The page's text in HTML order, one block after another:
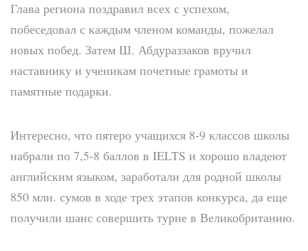
Глава региона поздравил всех с успехом,
побеседовал с каждым членом команды, пожелал
новых побед. Затем Ш. Абдураззаков вручил
наставнику и ученикам почетные грамоты и
памятные подарки.
Интересно, что пятеро учащихся 8-9 классов школы
набрали по 7,5-8 баллов в IELTS и хорошо владеют
английским языком, заработали для родной школы
850 млн. сумов в ходе трех этапов конкурса, да еще
получили шанс совершить турне в Великобританию.